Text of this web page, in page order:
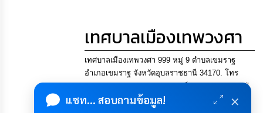
แชท... สอบถามข้อมูล! ×
เทศบาลเมืองเทพวงศา
เทศบาลเมืองเทพวงศา 999 หมู่ 9 ตำบลเขมราฐ
อำเภอเขมราฐ จังหวัดอุบลราชธานี 34170. โทร
045-900742, 045955895 แฟกซ์ 045955895 Email
saraban@thepwongsa.go.th